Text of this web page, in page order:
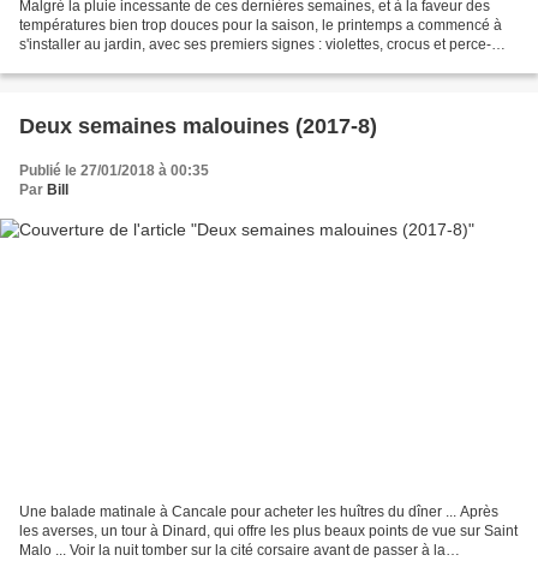
Malgré la pluie incessante de ces dernières semaines, et à la faveur des
températures bien trop douces pour la saison, le printemps a commencé à
s'installer au jardin, avec ses premiers signes : violettes, crocus et perce-
Deux semaines malouines (2017-8)
Publié le 27/01/2018 à 00:35
Par Bill
Une balade matinale à Cancale pour acheter les huîtres du dîner ... Après
les averses, un tour à Dinard, qui offre les plus beaux points de vue sur Saint
Malo ... Voir la nuit tomber sur la cité corsaire avant de passer à la